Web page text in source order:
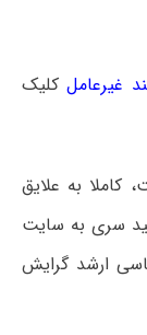
غیرعاملکلیک
کاملا به علایق
سری به سایت
ارشد گرایش